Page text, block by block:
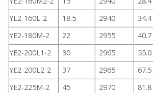
YE2-160L-2
18.5 2940 34.4
YE2-180M-2
22 2955 40.7
YE2-200L1-2
30 2965 55.0
YE2-200L2-2
37 2965 67.5
YE2-225M-2
45 2970 81.8